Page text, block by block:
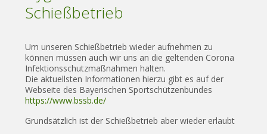
Schießbetrieb
Um unseren Schießbetrieb wieder aufnehmen zu
können müssen auch wir uns an die geltenden Corona
Infektionsschutzmaßnahmen halten.
Die aktuellsten Informationen hierzu gibt es auf der
Webseite des Bayerischen Sportschützenbundes
https://www.bssb.de/
Grundsätzlich ist der Schießbetrieb aber wieder erlaubt